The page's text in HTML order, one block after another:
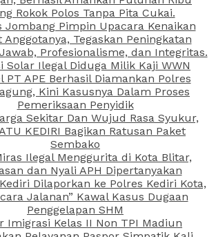
Rokok Polos Tanpa Pita Cukai.
Jombang Pimpin Upacara Kenaikan
Anggotanya, Tegaskan Peningkatan
Profesionalisme, dan Integritas.
Solar Ilegal Diduga Milik Kaji WWN
PT APE Berhasil Diamankan Polres
Kini Kasusnya Dalam Proses
Pemeriksaan Penyidik
Sekitar Dan Wujud Rasa Syukur,
KEDIRI Bagikan Ratusan Paket
Sembako
Ilegal Menggurita di Kota Blitar,
dan Nyali APH Dipertanyakan
Dilaporkan ke Polres Kediri Kota,
Jalanan” Kawal Kasus Dugaan
Penggelapan SHM
Imigrasi Kelas II Non TPI Madiun